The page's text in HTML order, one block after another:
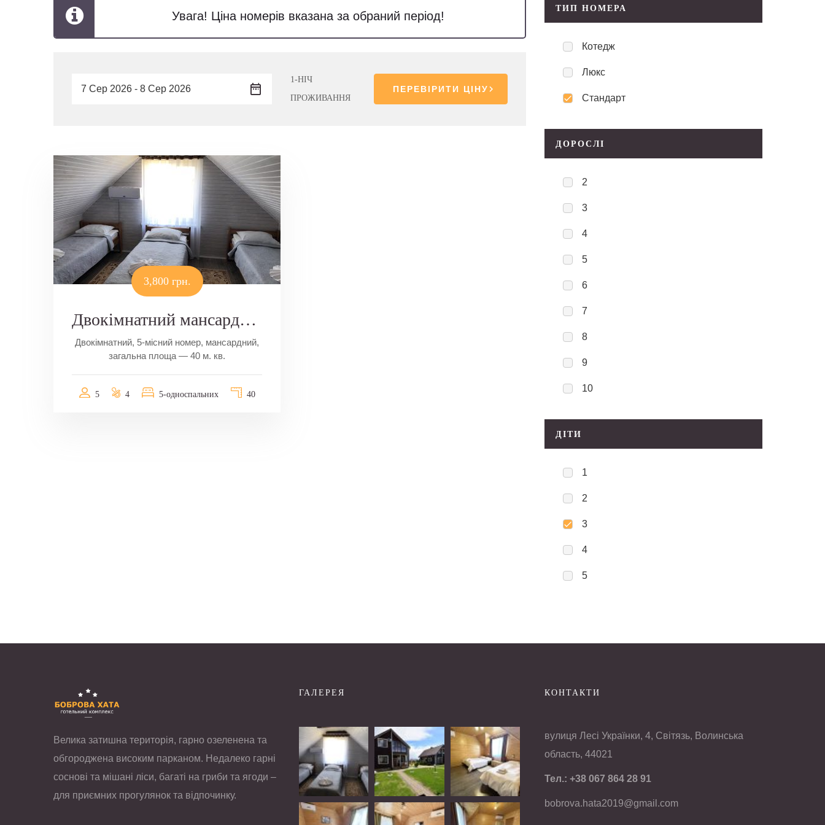
Увага! Ціна номерів вказана за обраний період!
1-НІЧ
ПРОЖИВАННЯ
ПЕРЕВІРИТИ ЦІНУ
3,800 грн.
Двокімнатний мансардний номер
Двокімнатний, 5-місний номер, мансардний,
загальна площа — 40 м. кв.
5 4 5-односпальних 40
ТИП НОМЕРА
Котедж
Люкс
Стандарт
ДОРОСЛІ
2
3
4
5
6
7
8
9
10
ДІТИ
1
2
3
4
5
Велика затишна територія, гарно озеленена та
обгороджена високим парканом. Недалеко гарні
соснові та мішані ліси, багаті на гриби та ягоди –
для приємних прогулянок та відпочинку.
ГАЛЕРЕЯ КОНТАКТИ
вулиця Лесі Українки, 4, Світязь, Волинська
область, 44021
Тел.: +38 067 864 28 91
bobrova.hata2019@gmail.com